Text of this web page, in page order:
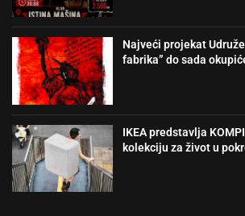
Najveći projekat
fabrika” do sada
IKEA predstavlja
kolekciju za život u